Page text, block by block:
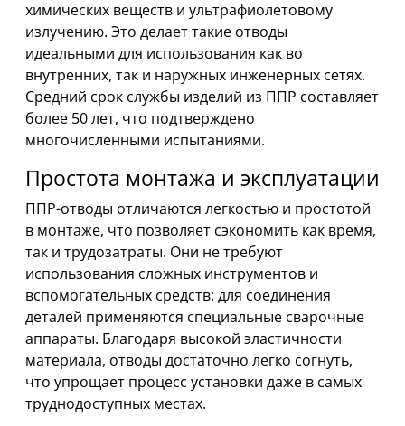
химических веществ и ультрафиолетовому
излучению. Это делает такие отводы
идеальными для использования как во
внутренних, так и наружных инженерных сетях.
Средний срок службы изделий из ППР составляет
более 50 лет, что подтверждено
многочисленными испытаниями.
Простота монтажа и эксплуатации
ППР-отводы отличаются легкостью и простотой
в монтаже, что позволяет сэкономить как время,
так и трудозатраты. Они не требуют
использования сложных инструментов и
вспомогательных средств: для соединения
деталей применяются специальные сварочные
аппараты. Благодаря высокой эластичности
материала, отводы достаточно легко согнуть,
что упрощает процесс установки даже в самых
труднодоступных местах.